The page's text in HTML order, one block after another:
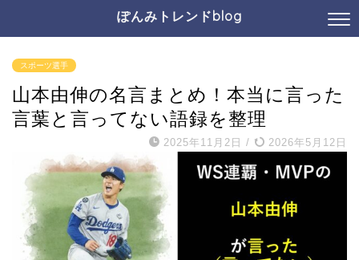
ぽんみトレンドblog
スポーツ選手
山本由伸の名言まとめ！本当に言った
言葉と言ってない語録を整理
2025年11月2日 / 2026年5月12日